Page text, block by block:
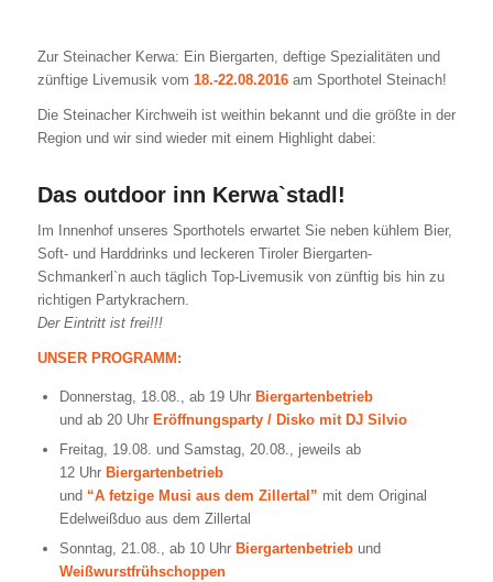
Zur Steinacher Kerwa: Ein Biergarten, deftige Spezialitäten und
zünftige Livemusik vom 18.-22.08.2016am Sporthotel Steinach!
Die Steinacher Kirchweih ist weithin bekannt und die größte in der
Region und wir sind wieder mit einem Highlight dabei:
Das outdoor inn Kerwa`stadl!
Im Innenhof unseres Sporthotels erwartet Sie neben kühlem Bier,
Soft- und Harddrinks und leckeren Tiroler Biergarten-
Schmankerl`n auch täglich Top-Livemusik von zünftig bis hin zu
richtigen Partykrachern.
Der Eintritt ist frei!!!
UNSER PROGRAMM:
Donnerstag, 18.08., ab 19 Uhr Biergartenbetrieb
und ab 20 Uhr Eröffnungsparty / Disko mit DJ Silvio
Freitag, 19.08. und Samstag, 20.08., jeweils ab
12 Uhr Biergartenbetrieb
und “A fetzige Musi aus dem Zillertal” mit dem Original
Edelweißduo aus dem Zillertal
Sonntag, 21.08., ab 10 Uhr Biergartenbetrieb und
Weißwurstfrühschoppen